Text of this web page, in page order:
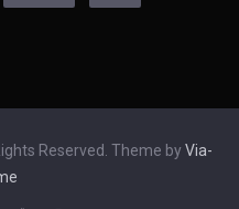
Reserved. Theme by Via-